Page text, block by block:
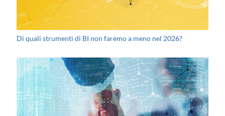
Di quali strumenti di BI non faremo a meno nel 2026?